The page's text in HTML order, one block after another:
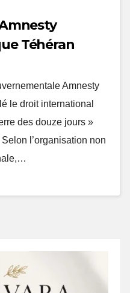
Téhéran
Amnesty
le droit international
des douze jours »
l’organisation non